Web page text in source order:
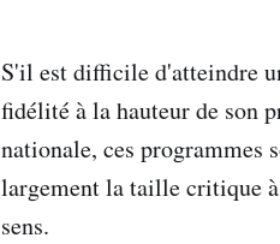
S'il est difficile d'atteindre
fidélité à la hauteur de son
nationale, ces programmes
largement la taille critique
sens.